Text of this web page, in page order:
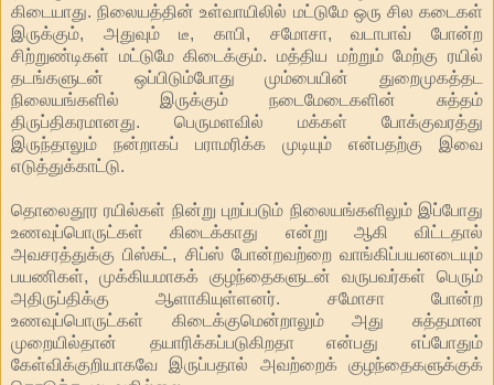
கிடையாது. நிலையத்தின் உள்வாயிலில் மட்டுமே ஒரு சில கடைகள்
இருக்கும், அதுவும் டீ, காபி, சமோசா, வடாபாவ் போன்ற
சிற்றுண்டிகள் மட்டுமே கிடைக்கும். மத்திய மற்றும் மேற்கு ரயில்
தடங்களுடன் ஒப்பிடும்போது மும்பையின் துறைமுகத்தட
நிலையங்களில் இருக்கும் நடைமேடைகளின் சுத்தம்
திருப்திகரமானது. பெருமளவில் மக்கள் போக்குவரத்து
இருந்தாலும் நன்றாகப் பராமரிக்க முடியும் என்பதற்கு இவை
எடுத்துக்காட்டு.
தொலைதூர ரயில்கள் நின்று புறப்படும் நிலையங்களிலும் இப்போது
உணவுப்பொருட்கள் கிடைக்காது என்று ஆகி விட்டதால்
அவசரத்துக்கு பிஸ்கட், சிப்ஸ் போன்றவற்றை வாங்கிப்பயனடையும்
பயணிகள், முக்கியமாகக் குழந்தைகளுடன் வருபவர்கள் பெரும்
அதிருப்திக்கு ஆளாகியுள்ளனர். சமோசா போன்ற
உணவுப்பொருட்கள் கிடைக்குமென்றாலும் அது சுத்தமான
முறையில்தான் தயாரிக்கப்படுகிறதா என்பது எப்போதும்
கேள்விக்குறியாகவே இருப்பதால் அவற்றைக் குழந்தைகளுக்குக்